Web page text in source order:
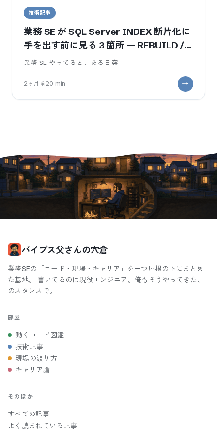
技術記事
業務 SE が SQL Server INDEX 断片化に
手を出す前に見る 3 箇所 — REBUILD /
REORGANIZE / 放置の判断軸
業務 SE やってると、ある日突
2ヶ月前20 min
バイブス父さんの穴倉
業務SEの「コード・現場・キャリア」を一つ屋根の下にまとめ
た基地。 書いてるのは現役エンジニア。俺もそうやってきた、
のスタンスで。
部屋
動くコード図鑑
技術記事
現場の渡り方
キャリア論
そのほか
すべての記事
よく読まれている記事